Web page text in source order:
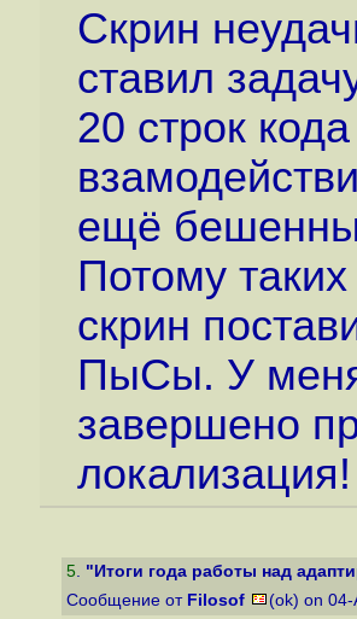
Скрин
ставил
20 строк
ещё
Потому
скрин
ПыСы. У меня
завершено
локализация!
5. "Итоги года работы над
Сообщение от Filosof (ok) on